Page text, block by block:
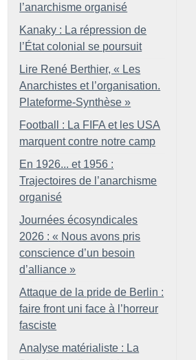
l’anarchisme organisé
Kanaky : La répression de
l’État colonial se poursuit
Lire René Berthier, « Les
Anarchistes et l’organisation.
Plateforme-Synthèse »
Football : La FIFA et les USA
marquent contre notre camp
En 1926... et 1956 :
Trajectoires de l’anarchisme
organisé
Journées écosyndicales
2026 : « Nous avons pris
conscience d’un besoin
d’alliance »
Attaque de la pride de Berlin :
faire front uni face à l’horreur
fasciste
Analyse matérialiste : La